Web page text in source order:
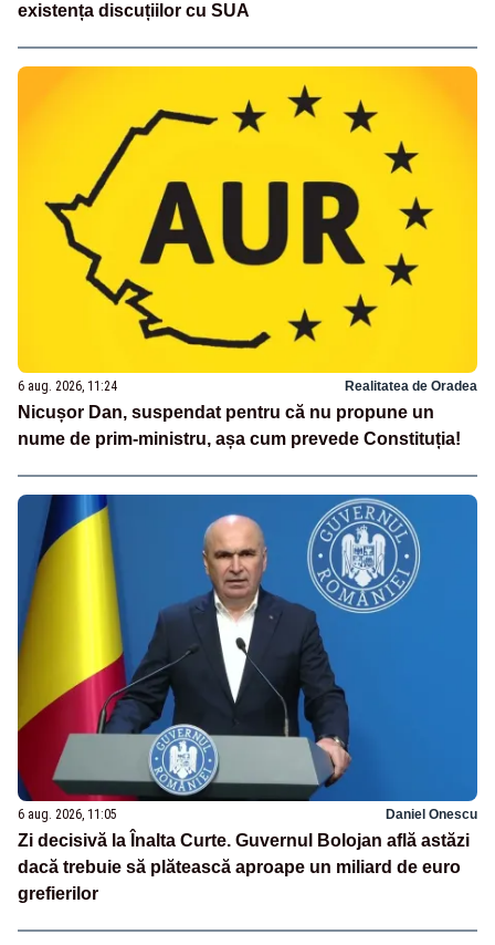
existența discuțiilor cu SUA
6 aug. 2026, 11:24 Realitatea de Oradea
Nicușor Dan, suspendat pentru că nu propune un
nume de prim-ministru, așa cum prevede Constituția!
6 aug. 2026, 11:05 Daniel Onescu
Zi decisivă la Înalta Curte. Guvernul Bolojan află astăzi
dacă trebuie să plătească aproape un miliard de euro
grefierilor